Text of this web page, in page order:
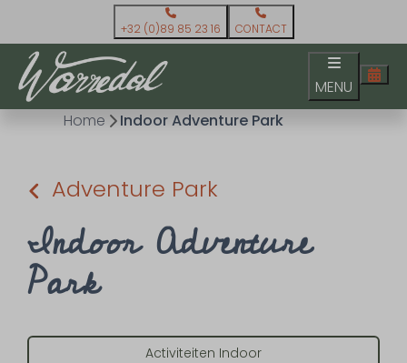
+32 (0)89 85 23 16 CONTACT
MENU
Home
Indoor Adventure Park
Adventure Park
Indoor Adventure
Park
Activiteiten Indoor